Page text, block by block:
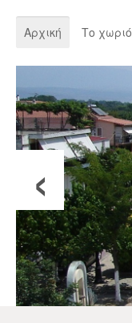
Αρχική Το χωριό
‹